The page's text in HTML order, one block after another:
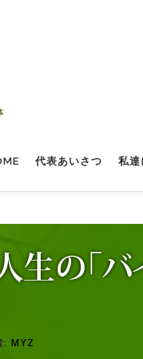
代表あいさつ 私達
の「バ
: MYZ